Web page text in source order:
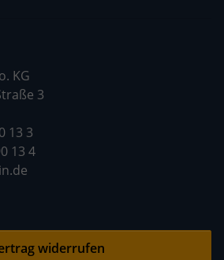
KG
3
13 3
13 4
widerrufen